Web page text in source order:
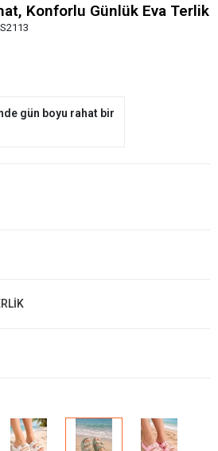
Konforlu Günlük Eva Terlik
gün boyu rahat bir